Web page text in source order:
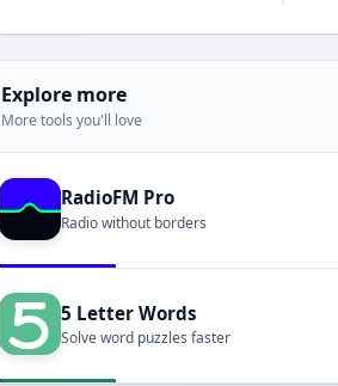
Explore more
More tools you'll love
RadioFM Pro
Radio without borders
5 Letter Words
Solve word puzzles faster